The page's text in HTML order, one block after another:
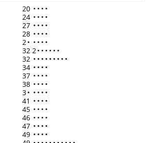
20 • • • •
24 • • • •
27 • • • •
28 • • • •
2• • • • •
32 2• • • • • •
32 • • • • • • • • •
34 • • • •
37 • • • •
38 • • • •
3• • • • •
41 • • • •
45 • • • •
46 • • • •
47 • • • •
49 • • • •